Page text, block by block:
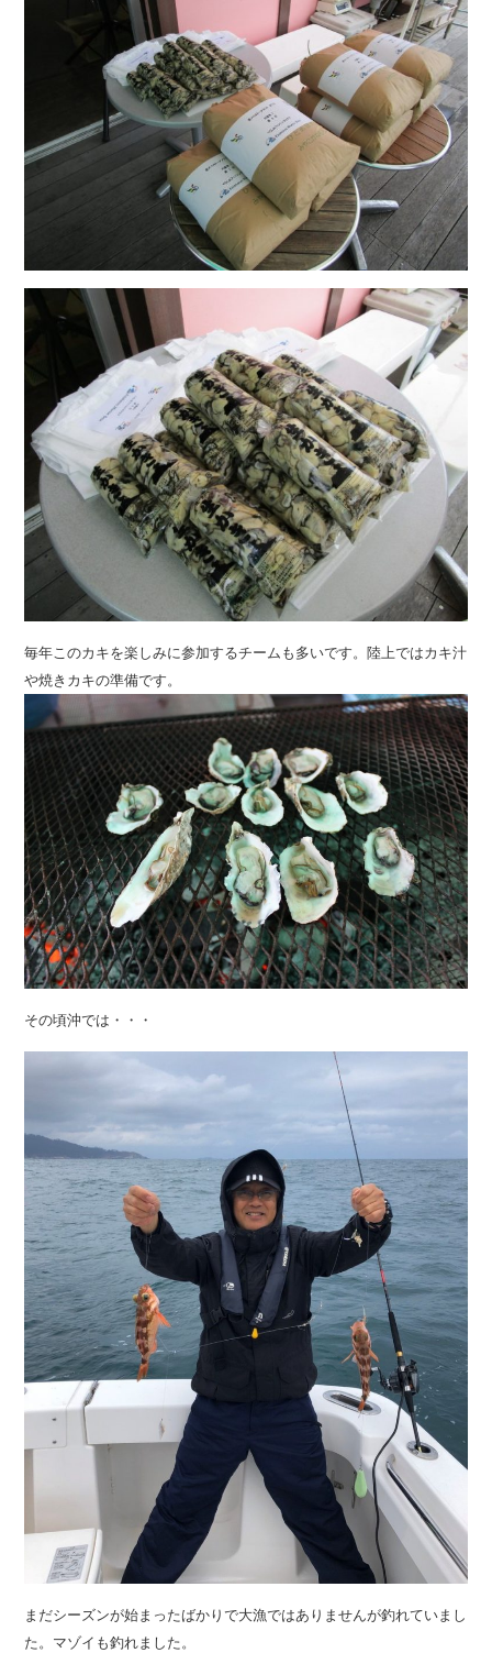
毎年このカキを楽しみに参加するチームも多いです。陸上ではカキ汁
や焼きカキの準備です。
その頃沖では・・・
まだシーズンが始まったばかりで大漁ではありませんが釣れていまし
た。マゾイも釣れました。